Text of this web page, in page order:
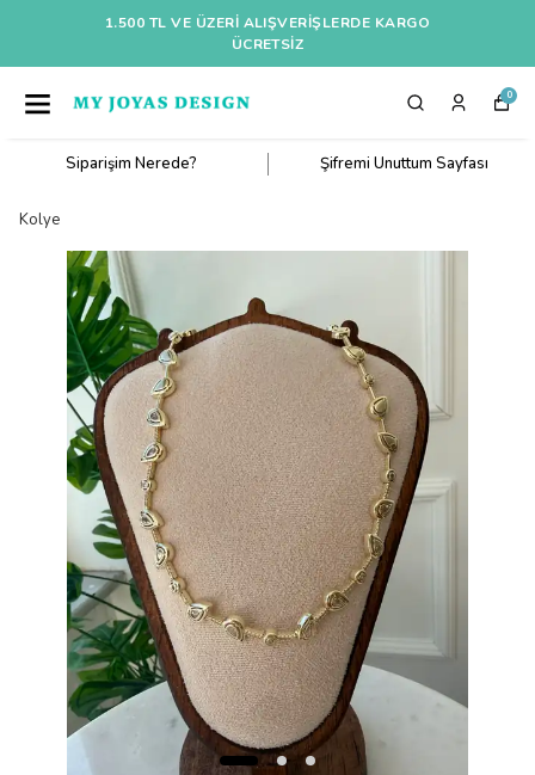
1.500 TL VE ÜZERI ALIŞVERIŞLERDE KARGO
ÜCRETSİZ
0
Siparişim Nerede? Şifremi Unuttum Sayfası
Kolye